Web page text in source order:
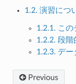
1.2. 演習につ
1.2.1. こ
1.2.2. 段
1.2.3. デー
Previous